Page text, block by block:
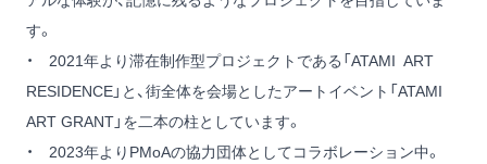
す。
・ 2021年より滞在制作型プロジェクトである「ATAMI ART
RESIDENCE」と、街全体を会場としたアートイベント「ATAMI
ART GRANT」を二本の柱としています。
・ 2023年よりPMoAの協力団体としてコラボレーション中。